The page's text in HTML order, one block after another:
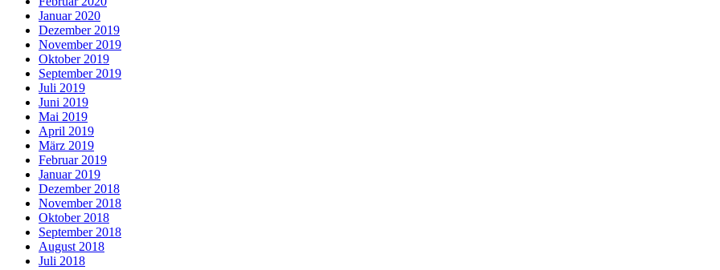
Januar 2020
Dezember 2019
November 2019
Oktober 2019
September 2019
Juli 2019
Juni 2019
Mai 2019
April 2019
März 2019
Februar 2019
Januar 2019
Dezember 2018
November 2018
Oktober 2018
September 2018
August 2018
Juli 2018